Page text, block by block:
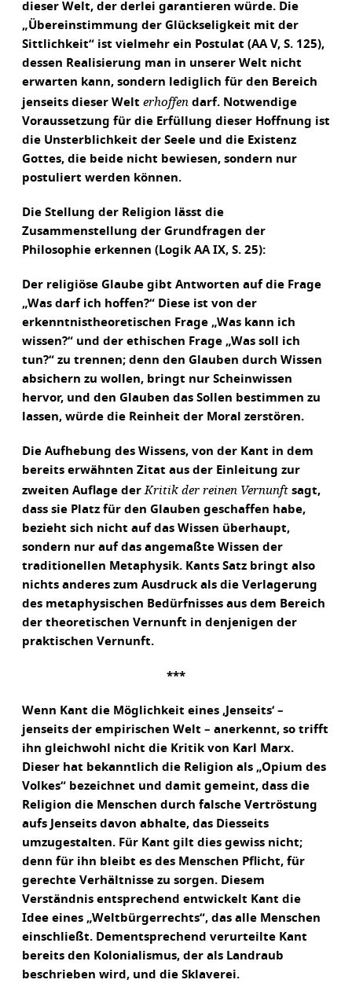
dieser Welt, der derlei garantieren würde. Die
„Übereinstimmung der Glückseligkeit mit der
Sittlichkeit“ ist vielmehr ein Postulat (AA V, S. 125),
dessen Realisierung man in unserer Welt nicht
erwarten kann, sondern lediglich für den Bereich
jenseits dieser Welt erhoffen darf. Notwendige
Voraussetzung für die Erfüllung dieser Hoffnung ist
die Unsterblichkeit der Seele und die Existenz
Gottes, die beide nicht bewiesen, sondern nur
postuliert werden können.
Die Stellung der Religion lässt die
Zusammenstellung der Grundfragen der
Philosophie erkennen (Logik AA IX, S. 25):
Der religiöse Glaube gibt Antworten auf die Frage
„Was darf ich hoffen?“ Diese ist von der
erkenntnistheoretischen Frage „Was kann ich
wissen?“ und der ethischen Frage „Was soll ich
tun?“ zu trennen; denn den Glauben durch Wissen
absichern zu wollen, bringt nur Scheinwissen
hervor, und den Glauben das Sollen bestimmen zu
lassen, würde die Reinheit der Moral zerstören.
Die Aufhebung des Wissens, von der Kant in dem
bereits erwähnten Zitat aus der Einleitung zur
zweiten Auflage derKritik der reinen Vernunft sagt,
dass sie Platz für den Glauben geschaffen habe,
bezieht sich nicht auf das Wissen überhaupt,
sondern nur auf das angemaßte Wissen der
traditionellen Metaphysik. Kants Satz bringt also
nichts anderes zum Ausdruck als die Verlagerung
des metaphysischen Bedürfnisses aus dem Bereich
der theoretischen Vernunft in denjenigen der
praktischen Vernunft.
***
Wenn Kant die Möglichkeit eines ‚Jenseits‘ –
jenseits der empirischen Welt – anerkennt, so trifft
ihn gleichwohl nicht die Kritik von Karl Marx.
Dieser hat bekanntlich die Religion als „Opium des
Volkes“ bezeichnet und damit gemeint, dass die
Religion die Menschen durch falsche Vertröstung
aufs Jenseits davon abhalte, das Diesseits
umzugestalten. Für Kant gilt dies gewiss nicht;
denn für ihn bleibt es des Menschen Pflicht, für
gerechte Verhältnisse zu sorgen. Diesem
Verständnis entsprechend entwickelt Kant die
Idee eines „Weltbürgerrechts“, das alle Menschen
einschließt. Dementsprechend verurteilte Kant
bereits den Kolonialismus, der als Landraub
beschrieben wird, und die Sklaverei.